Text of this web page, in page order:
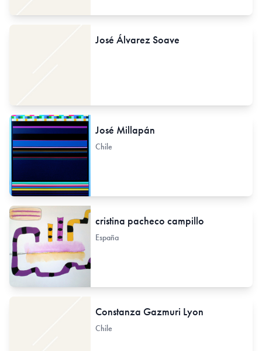
José Álvarez Soave
José Millapán
Chile
cristina pacheco campillo
España
Constanza Gazmuri Lyon
Chile